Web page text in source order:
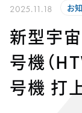
2025.11.18 お
新型宇
号機（
号機 打